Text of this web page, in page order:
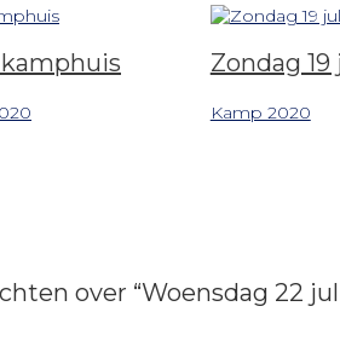
Zondag
Kamp 2020
over “Woensdag 22